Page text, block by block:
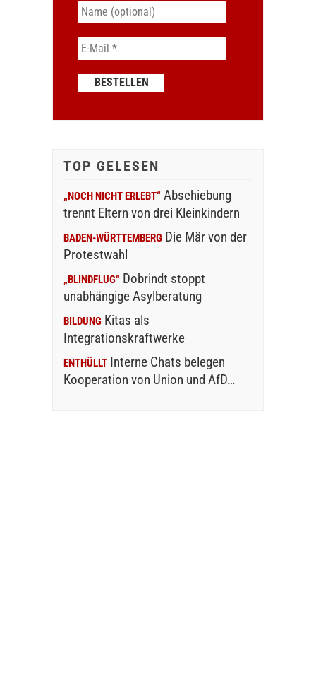
TOP GELESEN
„NOCH NICHT ERLEBT“ Abschiebung
trennt Eltern von drei Kleinkindern
BADEN-WÜRTTEMBERG Die Mär von der
Protestwahl
„BLINDFLUG“ Dobrindt stoppt
unabhängige Asylberatung
BILDUNG Kitas als
Integrationskraftwerke
ENTHÜLLT Interne Chats belegen
Kooperation von Union und AfD…